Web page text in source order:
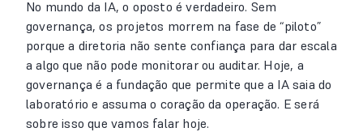
No mundo da IA, o oposto é verdadeiro. Sem
governança, os projetos morrem na fase de “piloto”
porque a diretoria não sente confiança para dar escala
a algo que não pode monitorar ou auditar. Hoje, a
governança é a fundação que permite que a IA saia do
laboratório e assuma o coração da operação. E será
sobre isso que vamos falar hoje.